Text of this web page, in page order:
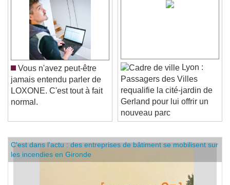
Vous n'avez peut-être
jamais entendu parler de
LOXONE. C'est tout à fait
Lyon :
Passagers des Villes
requalifie la cité-jardin de
Gerland pour lui offrir un
nouveau parc
C'est dans l'actu : des entreprises de bâtiment se mobilisent sur
les incendies en Gironde